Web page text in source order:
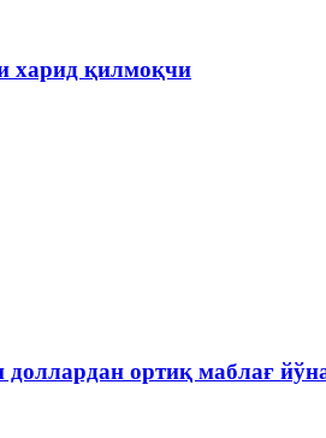
харид қилмоқчи
ортиқ маблағ